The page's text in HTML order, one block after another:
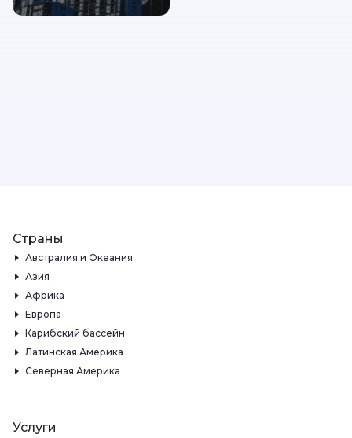
Страны
Австралия и Океания
Азия
Африка
Европа
Карибский бассейн
Латинская Америка
Северная Америка
Услуги